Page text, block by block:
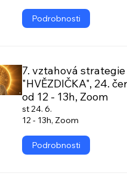
Podrobnosti
7. vztahová strategie
"HVĚZDIČKA", 24.
od 12 - 13h, Zoom
st 24. 6.
12 - 13h, Zoom
Podrobnosti